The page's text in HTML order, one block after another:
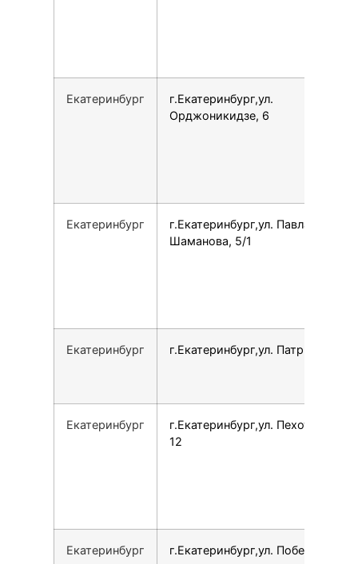
Екатеринбург
г.Екатеринбург,ул.
Орджоникидзе, 6
Екатеринбург
г.Екатеринбург,ул. Павла
Шаманова, 5/1
Екатеринбург г.Екатеринбург,ул. Патриотов, 1
Екатеринбург
г.Екатеринбург,ул. Пехотинцев,
12
Екатеринбург г.Екатеринбург,ул. Победы, 14А